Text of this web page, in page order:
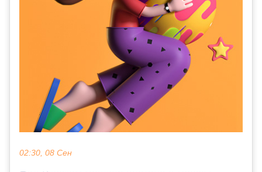
02:30, 08 Сен